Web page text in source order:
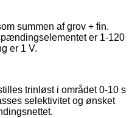
summen af grov + fin.
er 1-120
er 1 V.
trinløst i området 0-10 s
selektivitet og ønsket